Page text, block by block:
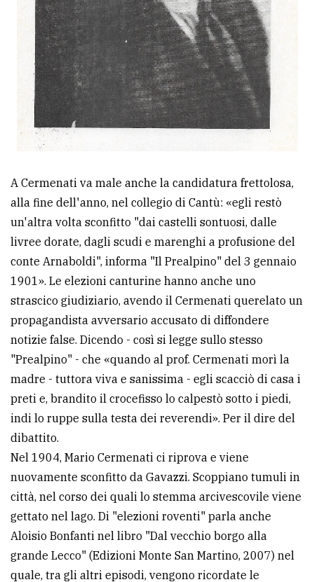
A Cermenati va male anche la candidatura frettolosa,
alla fine dell'anno, nel collegio di Cantù: «egli restò
un'altra volta sconfitto "dai castelli sontuosi, dalle
livree dorate, dagli scudi e marenghi a profusione del
conte Arnaboldi", informa "Il Prealpino" del 3 gennaio
1901». Le elezioni canturine hanno anche uno
strascico giudiziario, avendo il Cermenati querelato un
propagandista avversario accusato di diffondere
notizie false. Dicendo - così si legge sullo stesso
"Prealpino" - che «quando al prof. Cermenati morì la
madre - tuttora viva e sanissima - egli scacciò di casa i
preti e, brandito il crocefisso lo calpestò sotto i piedi,
indi lo ruppe sulla testa dei reverendi». Per il dire del
dibattito.
Nel 1904, Mario Cermenati ci riprova e viene
nuovamente sconfitto da Gavazzi. Scoppiano tumuli in
città, nel corso dei quali lo stemma arcivescovile viene
gettato nel lago. Di "elezioni roventi" parla anche
Aloisio Bonfanti nel libro "Dal vecchio borgo alla
grande Lecco" (Edizioni Monte San Martino, 2007) nel
quale, tra gli altri episodi, vengono ricordate le